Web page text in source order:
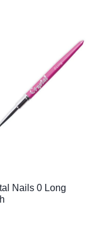
Nails 0 Long